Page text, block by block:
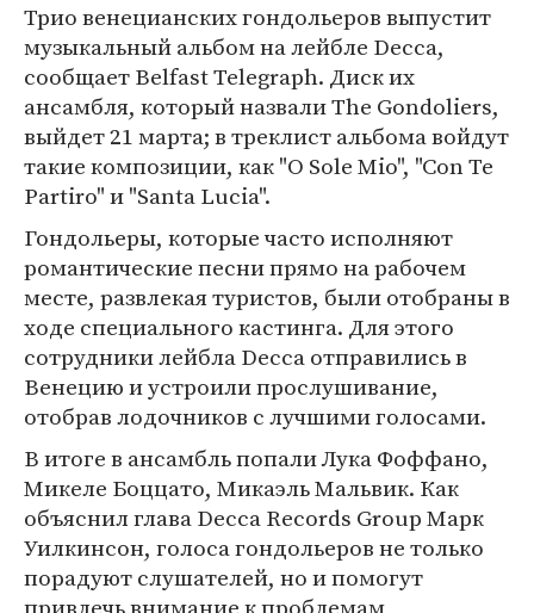
Трио венецианских гондольеров выпустит
музыкальный альбом на лейбле Decca,
сообщает Belfast Telegraph. Диск их
ансамбля, который назвали The Gondoliers,
выйдет 21 марта; в треклист альбома войдут
такие композиции, как "O Sole Mio", "Con Te
Partiro" и "Santa Lucia".
Гондольеры, которые часто исполняют
романтические песни прямо на рабочем
месте, развлекая туристов, были отобраны в
ходе специального кастинга. Для этого
сотрудники лейбла Decca отправились в
Венецию и устроили прослушивание,
отобрав лодочников с лучшими голосами.
В итоге в ансамбль попали Лука Фоффано,
Микеле Боццато, Микаэль Мальвик. Как
объяснил глава Decca Records Group Марк
Уилкинсон, голоса гондольеров не только
порадуют слушателей, но и помогут